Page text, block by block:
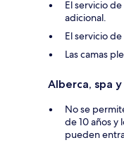
El servicio
adicional.
El servicio
Las camas
Alberca, spa
No se
de 10 años y
pueden